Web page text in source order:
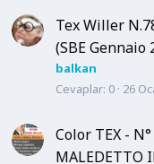
Tex Willer
(SBE Gennaio
balkan
Cevaplar 0 26
Color TEX -
MALEDETTO